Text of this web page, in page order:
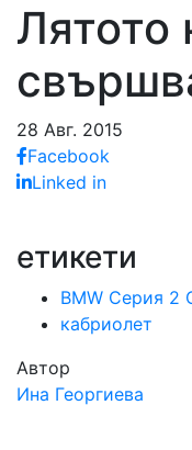
Лятото
28 Авг. 2015
Facebook
Linked in
етикети
BMW Серия 2
кабриолет
Автор
Ина Георгиева